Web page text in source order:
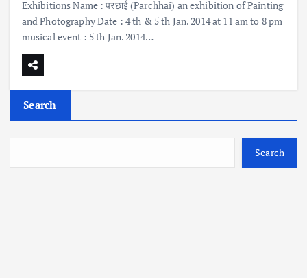
Exhibitions Name : परछाई (Parchhai) an exhibition of Painting
and Photography Date : 4 th & 5 th Jan. 2014 at 11 am to 8 pm
musical event : 5 th Jan. 2014…
Search
Search